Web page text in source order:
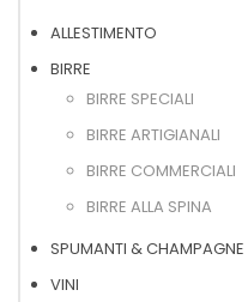
ALLESTIMENTO
BIRRE
BIRRE SPECIALI
BIRRE ARTIGIANALI
BIRRE COMMERCIALI
BIRRE ALLA SPINA
SPUMANTI & CHAMPAGNE
VINI